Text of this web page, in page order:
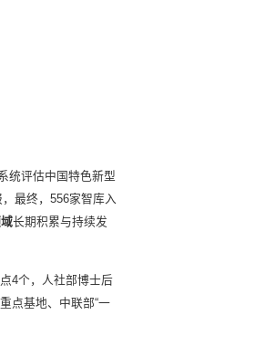
统评估中国特色新型
最终，556家智库入
长期积累与持续发
4个，人社部博士后
点基地、中联部“一